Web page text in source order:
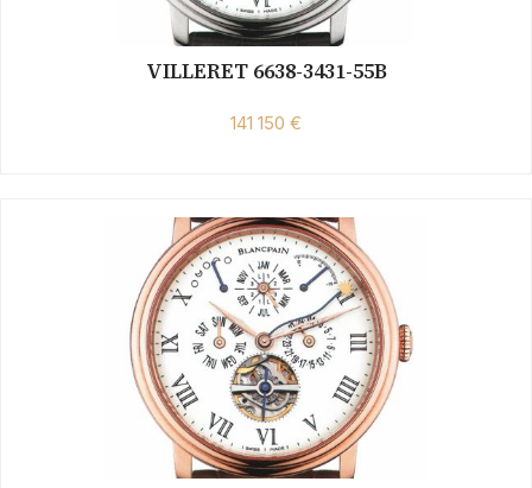
VILLERET 6638-3431-55B
141 150 €